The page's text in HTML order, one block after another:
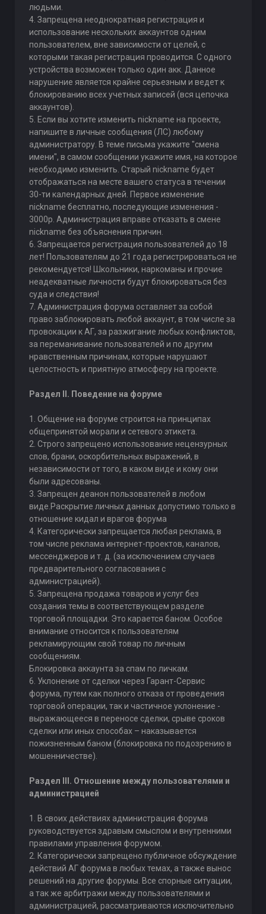
людьми.
4. Запрещена неоднократная регистрация и
использование нескольких аккаунтов одним
пользователем, вне зависимости от целей, с
которыми такая регистрация проводится. С одного
устройства возможен только один акк. Данное
нарушение является крайне серьезным и ведет к
блокированию всех учетных записей (вся цепочка
аккаунтов).
5. Если вы хотите изменить nickname на проекте,
напишите в личные сообщения (ЛС) любому
администратору. В теме письма укажите "смена
имени", в самом сообщении укажите имя, на которое
необходимо изменить. Старый nickname будет
отображаться на месте вашего статуса в течении
30-ти календарных дней. Первое изменение
nickname бесплатно, последующие изменения -
3000р. Администрация вправе отказать в смене
nickname без объяснения причин.
6. Запрещается регистрация пользователей до 18
лет! Пользователям до 21 года регистрироваться не
рекомендуется! Школьники, наркоманы и прочие
неадекватные личности будут блокироваться без
суда и следствия!
7. Администрация форума оставляет за собой
право заблокировать любой аккаунт, в том числе за
провокации к АГ, за разжигание любых конфликтов,
за переманивание пользователей и по другим
нравственным причинам, которые нарушают
целостность и приятную атмосферу на проекте.
Раздел II. Поведение на форуме
1. Общение на форуме строится на принципах
общепринятой морали и сетевого этикета.
2. Строго запрещено использование нецензурных
слов, брани, оскорбительных выражений, в
независимости от того, в каком виде и кому они
были адресованы.
3. Запрещен деанон пользователей в любом
виде.Раскрытие личных данных допустимо только в
отношение кидал и врагов форума
4. Категорически запрещается любая реклама, в
том числе реклама интернет-проектов, каналов,
мессенджеров и т. д. (за исключением случаев
предварительного согласования с
администрацией).
5. Запрещена продажа товаров и услуг без
создания темы в соответствующем разделе
торговой площадки. Это карается баном. Особое
внимание относится к пользователям
рекламирующим свой товар по личным
сообщениям.
Блокировка аккаунта за спам по личкам.
6. Уклонение от сделки через Гарант-Сервис
форума, путем как полного отказа от проведения
торговой операции, так и частичное уклонение -
выражающееся в переносе сделки, срыве сроков
сделки или иных способах – наказывается
пожизненным баном (блокировка по подозрению в
мошенничестве).
Раздел III. Отношение между пользователями и
администрацией
1. В своих действиях администрация форума
руководствуется здравым смыслом и внутренними
правилами управления форумом.
2. Категорически запрещено публичное обсуждение
действий АГ форума в любых темах, а также вынос
решений на другие форумы. Все спорные ситуации,
а так же арбитражи между пользователями и
администрацией, рассматриваются исключительно